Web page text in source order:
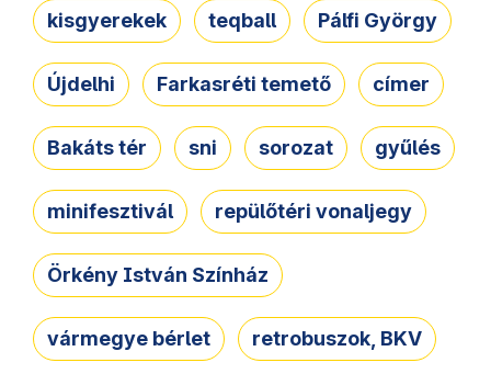
kisgyerekek teqball Pálfi György
Újdelhi Farkasréti temető címer
Bakáts tér sni sorozat gyűlés
minifesztivál repülőtéri vonaljegy
Örkény István Színház
vármegye bérlet retrobuszok, BKV